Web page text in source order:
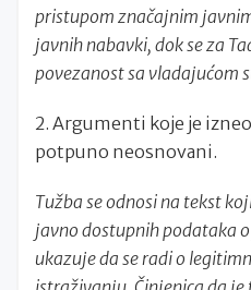
pristupom značajnim
javnih nabavki, dok se za
povezanost sa vladajućom
2. Argumenti koje je
potpuno neosnovani.
Tužba se odnosi na tekst
javno dostupnih podataka
ukazuje da se radi o